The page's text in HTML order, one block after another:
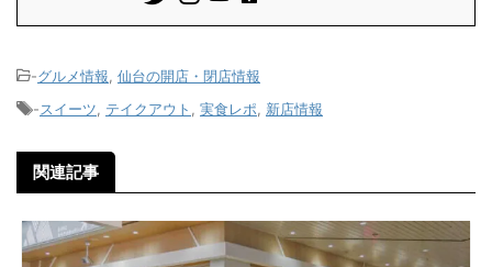
-グルメ情報 仙台の開店・閉店情報
-スイーツ テイクアウト 実食レポ 新店情報
関連記事